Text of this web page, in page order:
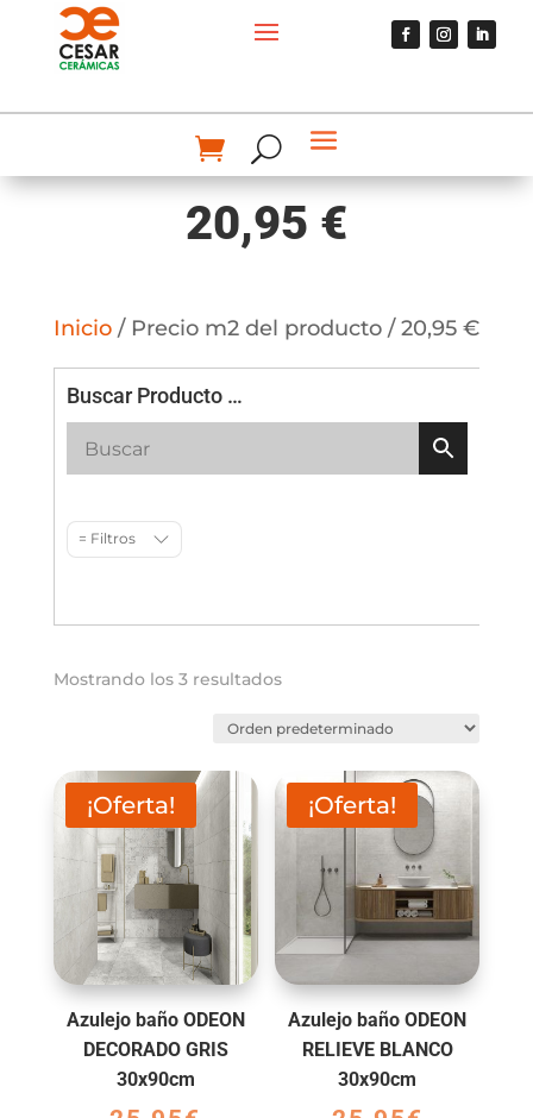
20,95 €
Inicio/ Precio m2 del producto / 20,95 €
Buscar Producto …
= Filtros
Mostrando los 3 resultados
¡Oferta!
Azulejo baño ODEON
DECORADO GRIS
30x90cm
¡Oferta!
Azulejo baño ODEON
RELIEVE BLANCO
30x90cm